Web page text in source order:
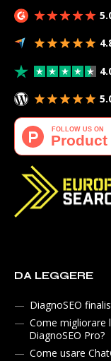
DA LEGGERE
DiagnoSEO
Come migliorare
DiagnoSEO Pro?
Come usare